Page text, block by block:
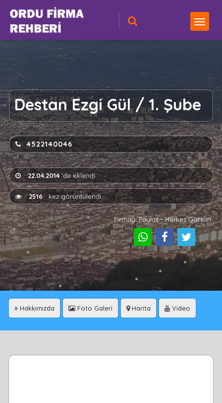
Destan Ezgi Gül / 1. Şube
4522140046
22.04.2014'de eklendi
2516kez görüntülendi
Firmayı Paylaş - Herkes Görsün
Hakkımızda Foto Galeri Harita Video